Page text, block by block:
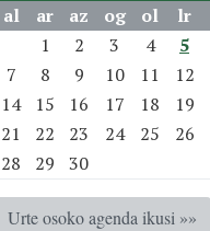
al
ar az og ol lr
1
2 3 4 5
7
8 9 10 11 12
14
15 16 17 18 19
21
22 23 24 25 26
28
29 30
Urte osoko agenda ikusi »»